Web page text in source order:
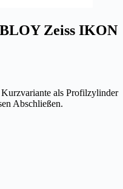
Zeiss IKON
als Profilzylinder
Abschließen.